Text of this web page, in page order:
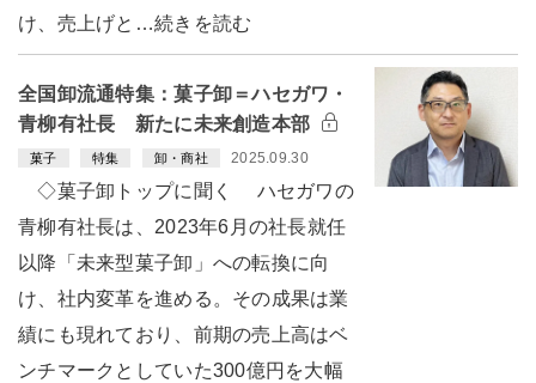
け、売上げと…続きを読む
全国卸流通特集：菓子卸＝ハセガワ・
青柳有社長 新たに未来創造本部
菓子 特集 卸・商社 2025.09.30
◇菓子卸トップに聞く ハセガワの
青柳有社長は、2023年6月の社長就任
以降「未来型菓子卸」への転換に向
け、社内変革を進める。その成果は業
績にも現れており、前期の売上高はベ
ンチマークとしていた300億円を大幅